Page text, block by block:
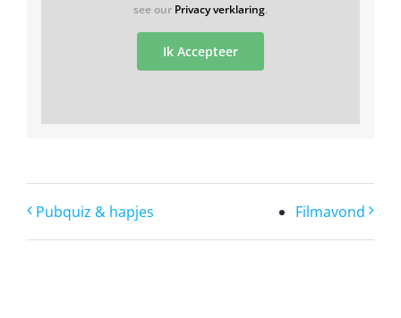
see our Privacy verklaring.
Ik Accepteer
Pubquiz & hapjes Filmavond